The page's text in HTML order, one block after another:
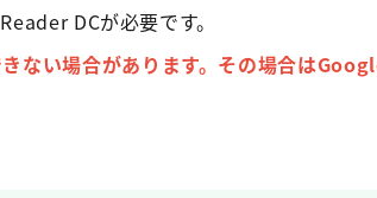
DCが必要です。
ない場合があります。その場合は